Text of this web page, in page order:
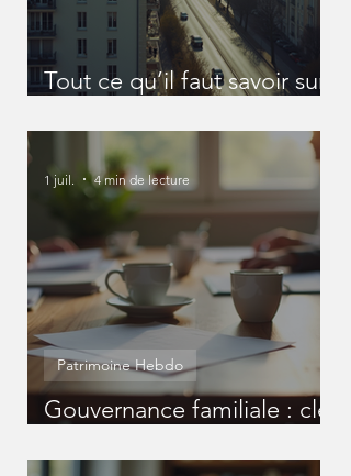
Tout ce qu’il faut savoir sur
Gouvernance familiale : clé
Patrimoine Hebdo
1 juil. 4 min de lecture